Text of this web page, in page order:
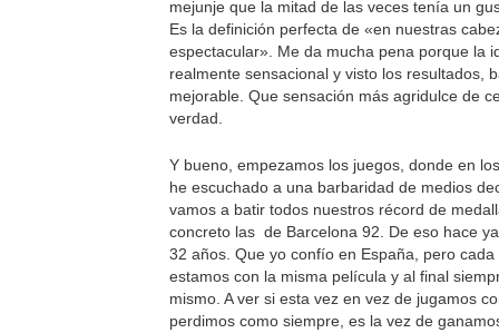
mejunje que la mitad de las veces tenía un
Es la definición perfecta de «en nuestras
espectacular». Me da mucha pena porque la
realmente sensacional y visto los resultados,
mejorable. Que sensación más agridulce de
verdad.
Y bueno, empezamos los juegos, donde en
he escuchado a una barbaridad de medios
vamos a batir todos nuestros récord de
concreto las de Barcelona 92. De eso hace
32 años. Que yo confío en España, pero
estamos con la misma película y al final
mismo. A ver si esta vez en vez de jugamos
perdimos como siempre, es la vez de